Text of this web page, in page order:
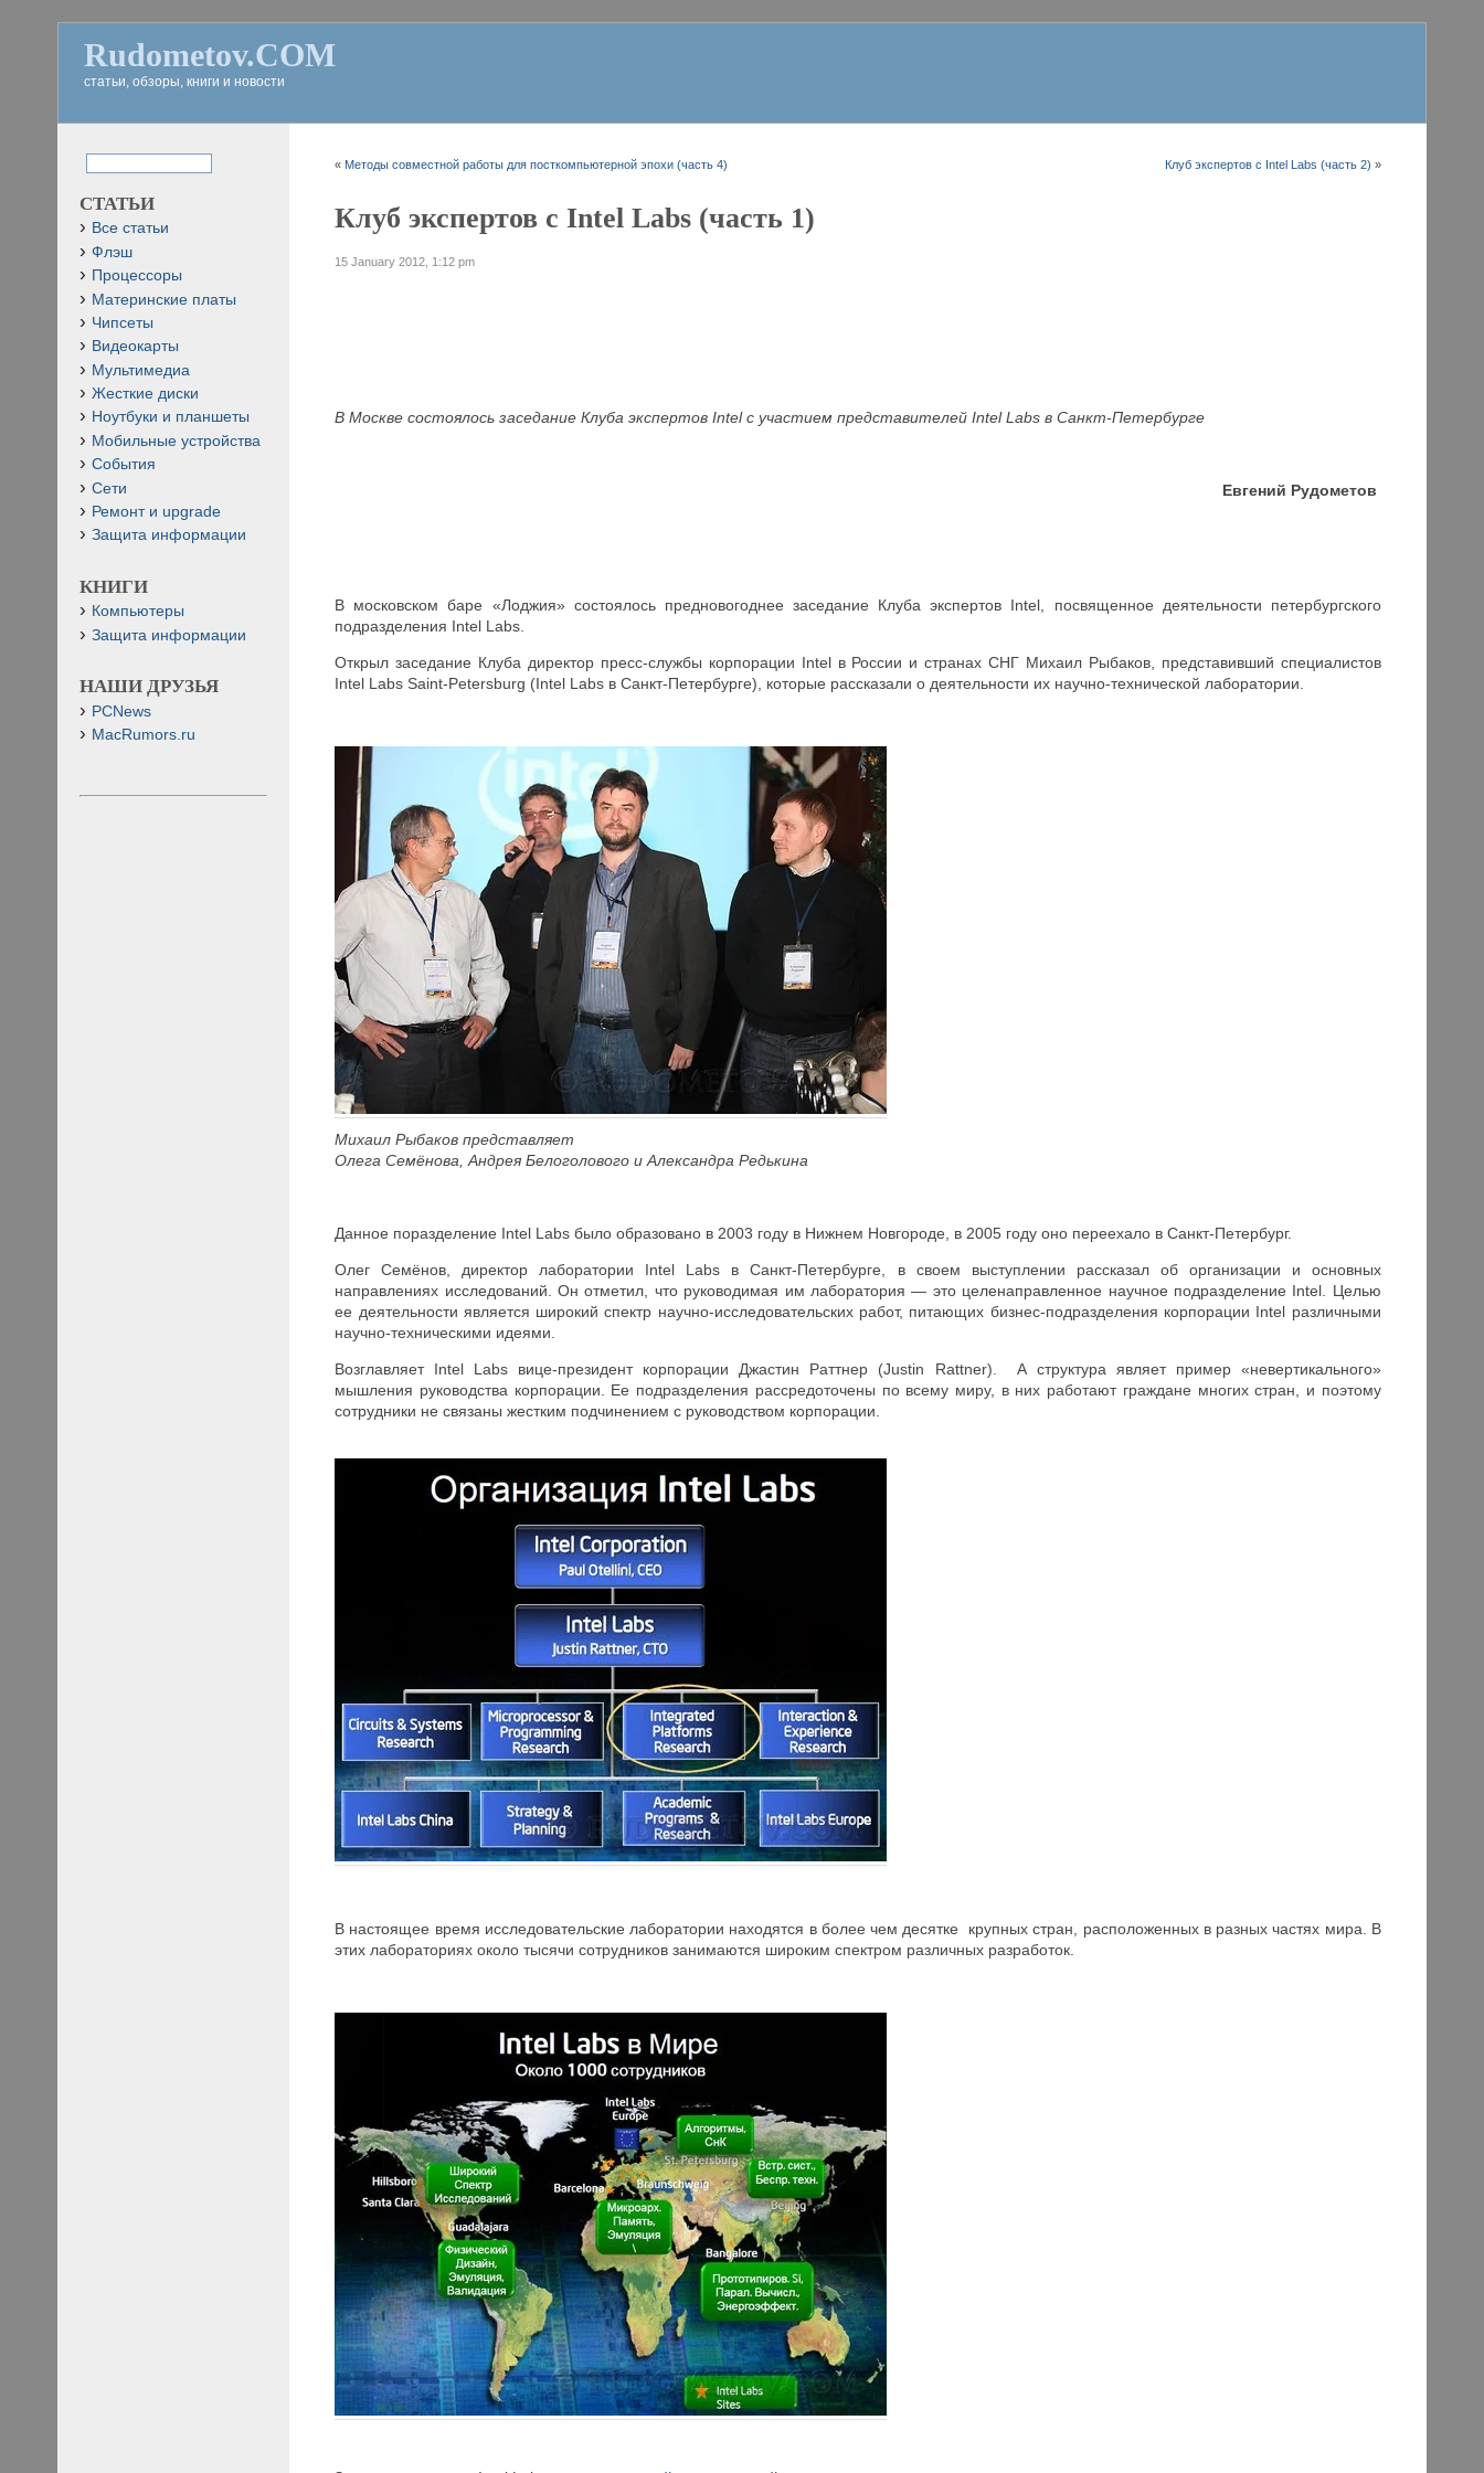
Rudometov.COM
статьи, обзоры, книги и новости
« Методы совместной работы для посткомпьютерной эпохи (часть 4) Клуб экспертов с Intel Labs (часть 2) »
Клуб экспертов с Intel Labs (часть 1)
15 January 2012, 1:12 pm
В Москве состоялось заседание Клуба экспертов Intel с участием представителей Intel Labs в Санкт-Петербурге
Евгений Рудометов
В московском баре «Лоджия» состоялось предновогоднее заседание Клуба экспертов Intel, посвященное деятельности петербургского
подразделения Intel Labs.
Открыл заседание Клуба директор пресс-службы корпорации Intel в России и странах СНГ Михаил Рыбаков, представивший специалистов
Intel Labs Saint-Petersburg (Intel Labs в Санкт-Петербурге), которые рассказали о деятельности их научно-технической лаборатории.
Михаил Рыбаков представляет
Олега Семёнова, Андрея Белоголового и Александра Редькина
Данное поразделение Intel Labs было образовано в 2003 году в Нижнем Новгороде, в 2005 году оно переехало в Санкт-Петербург.
Олег Семёнов, директор лаборатории Intel Labs в Санкт-Петербурге, в своем выступлении рассказал об организации и основных
направлениях исследований. Он отметил, что руководимая им лаборатория — это целенаправленное научное подразделение Intel. Целью
ее деятельности является широкий спектр научно-исследовательских работ, питающих бизнес-подразделения корпорации Intel различными
научно-техническими идеями.
Возглавляет Intel Labs вице-президент корпорации Джастин Раттнер (Justin Rattner). А структура являет пример «невертикального»
мышления руководства корпорации. Ее подразделения рассредоточены по всему миру, в них работают граждане многих стран, и поэтому
сотрудники не связаны жестким подчинением с руководством корпорации.
В настоящее время исследовательские лаборатории находятся в более чем десятке крупных стран, расположенных в разных частях мира. В
этих лабораториях около тысячи сотрудников занимаются широким спектром различных разработок.
СТАТЬИ
Все статьи
Флэш
Процессоры
Материнские платы
Чипсеты
Видеокарты
Мультимедиа
Жесткие диски
Ноутбуки и планшеты
Мобильные устройства
События
Сети
Ремонт и upgrade
Защита информации
КНИГИ
Компьютеры
Защита информации
НАШИ ДРУЗЬЯ
PCNews
MacRumors.ru